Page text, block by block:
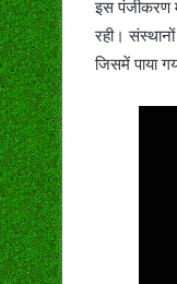
इस
रही।
जिसमें पाया